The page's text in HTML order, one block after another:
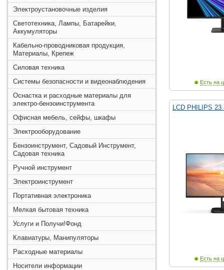
Электроустановочные изделия
Светотехника, Лампы, Батарейки,
Аккумуляторы
Кабельно-проводниковая продукция,
Материалы, Крепеж
Силовая техника
Системы безопасности и видеонаблюдения
Оснастка и расходные материалы для
электро-бензоинструмента
Офисная мебель, сейфы, шкафы
Электрооборудование
Бензоинструмент, Садовый Инструмент,
Садовая техника
Ручной инструмент
Электроинструмент
Портативная электроника
Мелкая бытовая техника
Услуги и Получи!Фонд
Клавиатуры, Манипуляторы
Расходные материалы
Носители информации
Есть на
LCD PHILIPS
Есть на